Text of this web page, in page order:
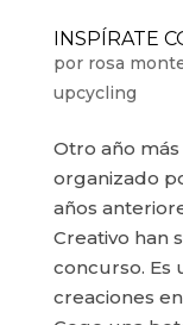
INSPÍRATE
por rosa
upcycling
Otro año
organizado
años
Creativo han
concurso. Es
creaciones